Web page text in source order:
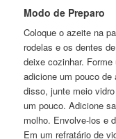
Modo de Preparo
Coloque o azeite na
rodelas e os dentes
deixe cozinhar.
adicione um pouco de
disso, junte meio
um pouco. Adicione
molho. Envolve-los e
Em um refratário de